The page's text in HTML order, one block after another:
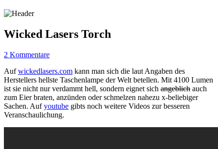
Wicked Lasers Torch
2 Kommentare
Aufwickedlasers.com kann man sich die laut Angaben des
Herstellers hellste Taschenlampe der Welt betellen. Mit 4100 Lumen
ist sie nicht nur verdammt hell, sondern eignet sich angeblich auch
zum Eier braten, anzünden oder schmelzen nahezu x-beliebiger
Sachen. Aufyoutube gibts noch weitere Videos zur besseren
Veranschaulichung.